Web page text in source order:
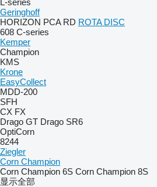
L-series
Geringhoff
HORIZON PCA RD ROTA DISC
608 C-series
Kemper
Champion
KMS
Krone
EasyCollect
MDD-200
SFH
CX FX
Drago GT Drago SR6
OptiCorn
8244
Ziegler
Corn Champion
Corn Champion 6S Corn Champion 8S
显示全部